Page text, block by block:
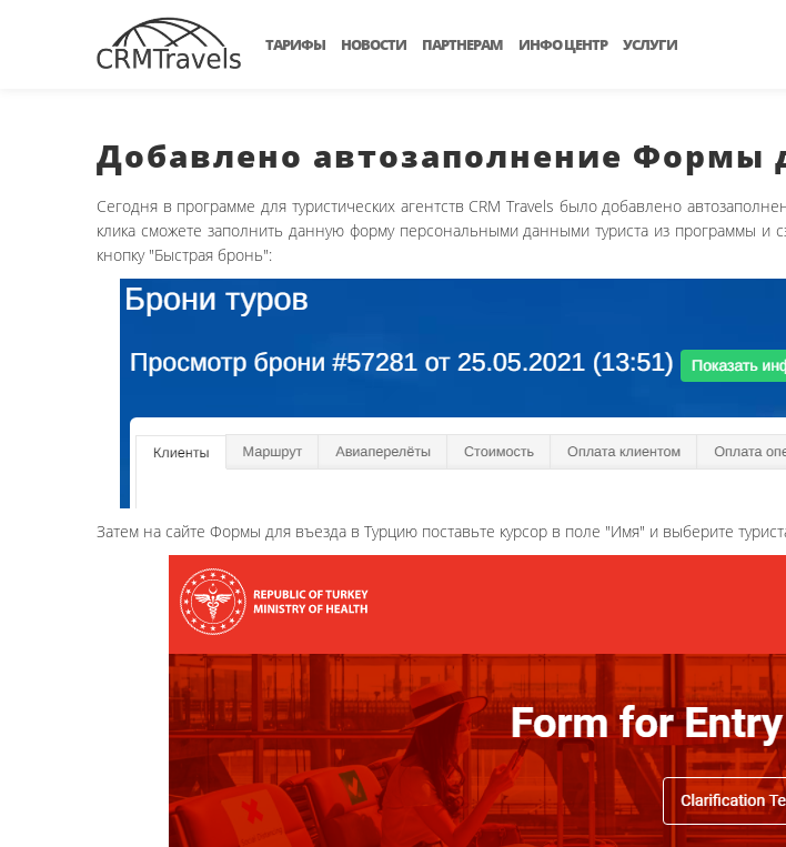
ТАРИФЫ НОВОСТИ ПАРТНЕРАМ ИНФО ЦЕНТР УСЛУГИ
Добавлено автозаполнение Формы
Сегодня в программе для туристических агентств CRM Travels было добавлено
клика сможете заполнить данную форму персональными данными туриста из программы
кнопку "Быстрая бронь":
Затем на сайте Формы для въезда в Турцию поставьте курсор в поле "Имя" и выберите